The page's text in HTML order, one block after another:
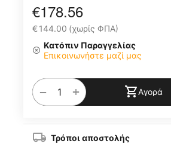
€178.56
€144.00 (χωρίς ΦΠΑ)
Κατόπιν Παραγγελίας
Επικοινωνήστε μαζί μας
+
− Αγορά
Τρόποι αποστολής